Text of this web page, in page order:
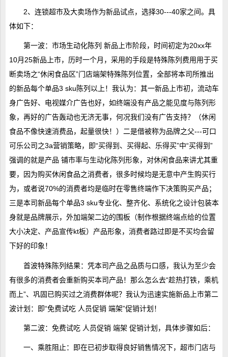
2、连锁超市及大卖场作为新品试点，选择30---40家之间。具
体如下：
第一波：市场生动化陈列 新品上市阶段，时间初定为20xx年
10月25新品上市，历时一个月，采用的手段是特殊陈列费用用于买
断卖场之“休闲食品区”门店端架特殊陈列位置，全部将本司所推出
的新品每个单品3 sku陈列以上！我认为：其一新品上市初，流动车
身广告好、电视媒介广告也好，如终端没有产品之能见度与陈列形
象，再好的广告轰动也无济无事，何况我们没有广告支持？（休闲
食品不像快速消费品，起量很快！）二是借被称为品牌之父---可口
可乐公司之3a营销策略，即“买得到、买得起、乐得买”中“买得到”
强调的就是产品 铺市率与生动化陈列形象，对休闲食品来讲尤其重
要，因为购买休闲食品之消费者，很多时候均是无意中产生购买行
为，或者说70%的消费者均是临时在零售终端作下决策购买产品；
三是本司新品每个单品3 sku专业化、整齐化、系统化之设计包装本
身就是品牌展示，外加端架二边的围板（制作根据终端点给的位置
大小决定、产品宣传kt板）产品形象，消费者路过即是不买均会留
下好的印象！
首波特殊陈列结果：凭本司产品之品质与口感，我认为至少会
有很多的消费者会重新购买本司产品！那么怎么去“趁热打铁，乘机
而上”、巩固已购买过之消费群体呢？我认为迅速实施新品上市第二
波计划：即“免费试吃 人员促销 端架”促销计划！
第二波：免费试吃 人员促销 端架 促销计划，具体步骤如后：
一、乘胜阻止：即在已初步取得良好销售情况下，超市门店与